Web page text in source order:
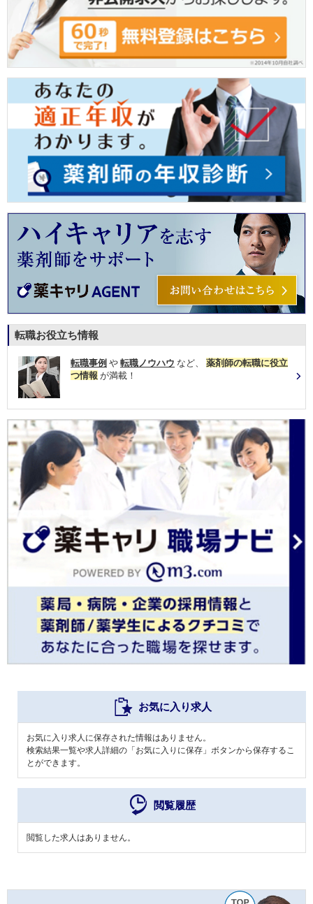
転職お役立ち情報
転職事例 や 転職ノウハウ など、 薬剤師の転職に役立
つ情報 が満載！
お気に入り求人
お気に入り求人に保存された情報はありません。
検索結果一覧や求人詳細の「お気に入りに保存」ボタンから保存するこ
とができます。
閲覧履歴
閲覧した求人はありません。